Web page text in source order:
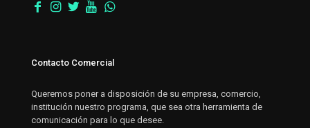
Contacto Comercial
Queremos poner a disposición de su empresa, comercio,
institución nuestro programa, que sea otra herramienta de
comunicación para lo que desee.